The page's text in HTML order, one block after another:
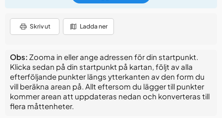
Skriv ut Ladda ner
Obs: Zooma in eller ange adressen för din startpunkt.
Klicka sedan på din startpunkt på kartan, följt av alla
efterföljande punkter längs ytterkanten av den form du
vill beräkna arean på. Allt eftersom du lägger till punkter
kommer arean att uppdateras nedan och konverteras till
flera måttenheter.